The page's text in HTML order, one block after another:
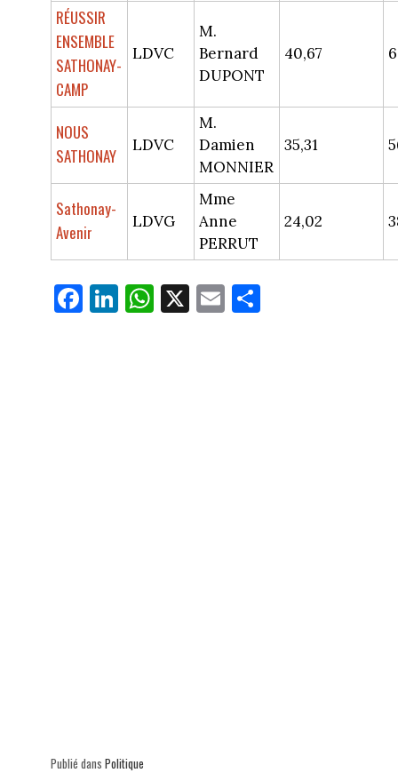
RÉUSSIR
ENSEMBLE
SATHONAY-
CAMP
LDVC
M.
Bernard
DUPONT
40,67
NOUS
SATHONAY
LDVC
M.
Damien
MONNIER
35,31
Sathonay-
Avenir
LDVG
Mme
Anne
PERRUT
24,02
Fa
ce
Li
nk
W
ha
X E
m
Pa
rt
Publié dans Politique